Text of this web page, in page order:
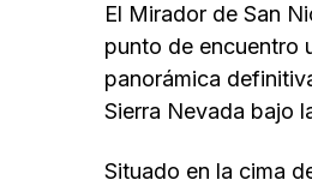
El Mirador de San
punto de encuentro
panorámica
Sierra Nevada bajo
Situado en la cima